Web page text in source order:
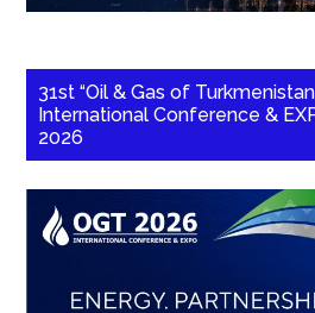
31st “Oil & Gas of
International Conference &
2026